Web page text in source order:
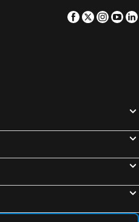
Facebook
Twitter